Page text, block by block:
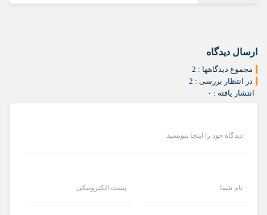
ارسال دیدگاه
مجموع دیدگاهها : 2
در انتظار بررسی : 2
انتشار یافته : ۰
دیدگاه خود را اینجا بنویسید
نام شما پست الکترونیکی